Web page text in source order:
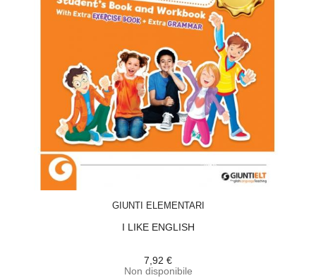
GIUNTI ELEMENTARI
I LIKE ENGLISH
7,92 €
Non disponibile